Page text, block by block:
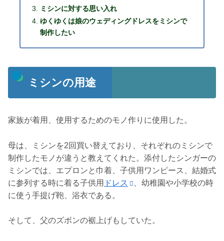
ミシンに対する思い入れ
ゆくゆくは娘のウェディングドレスをミシンで
制作したい
ミシンの用途
家族が着用、使用するためのモノ作りに使用した。
母は、ミシンを2回買い替えており、それぞれのミシンで
制作したモノが違うと教えてくれた。添付したシンガーの
ミシンでは、エプロンと巾着、子供用ワンピース、結婚式
に参列する時に着る子供用 ドレス
、幼稚園や小学校の時
に使う手提げ鞄、浴衣である。
そして、父のズボンの裾上げもしていた。